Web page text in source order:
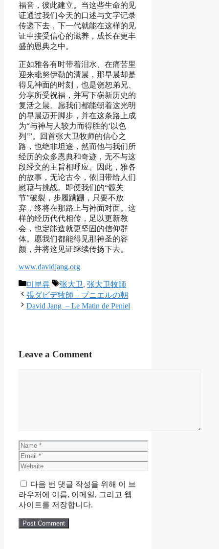
福音，彼此建立。当这些生命的见
证通过我们今天的口述与文字记录
传递下去，下一代就能在这样的见
证中接受信心的滋养，成长在更丰
盛的恩典之中。
正如雅各有时带着泪水、在痛苦里
迎来毗努伊勒的清晨，那早晨却是
得见神面的时刻，也是饶恕弟兄、
分享所受祝福，并写下崭新历史的
复活之晨。愿我们都能朝着这光明
的早晨迈开脚步，并在这条路上成
为“与神与人较力而得胜的‘以色
列’”。回首张大卫牧师的信心之
路，也绝非坦途，然而他与我们所
经历的众多恩典和奇迹，无不与这
段经文的主旨相呼应。因此，雅各
的故事，无论古今，依旧带给人们
慰藉与挑战。即便我们的“髋关
节”破裂，步履蹒跚，只要不放
弃，终将在那路上与神面对面。这
样的经历代代相传，足以更新教
会，也定能造就更坚固的信仰群
体。愿我们都能得见那神圣的容
颜，并将这见证继续传扬下去。
www.davidjang.org
Categories
미분류 Tags
张大卫, 张大卫牧師
張ダビデ牧師 – ブニエルの朝
David Jang – Le Matin de Peniel
Leave a Comment
Name
Email
Website
다음 번 댓글 작성을 위해 이 브
라우저에 이름, 이메일, 그리고 웹
사이트를 저장합니다.